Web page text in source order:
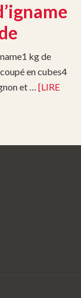
kg de
en cubes4
et …[LIRE